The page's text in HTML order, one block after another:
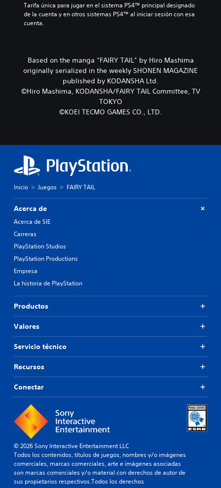
Tarifa única para jugar en el sistema PS4™ principal designado
de la cuenta y en otros sistemas PS4™ al iniciar sesión con esa
cuenta.
Based on the manga “FAIRY TAIL” by Hiro Mashima
originally serialized in the weekly SHONEN MAGAZINE
published by KODANSHA Ltd.
©Hiro Mashima, KODANSHA/FAIRY TAIL Committee, TV
TOKYO
©KOEI TECMO GAMES CO., LTD.
Inicio Juegos FAIRY TAIL
Acerca de
Acerca de SIE
Carreras
PlayStation Studios
PlayStation Productions
Empresa
La historia de PlayStation
Productos
Valores
Servicio técnico
Recursos
Conectar
© 2026 Sony Interactive Entertainment LLC
Todos los contenidos, títulos de juegos, nombres y/o imágenes
comerciales, marcas comerciales, arte e imágenes asociadas
son marcas comerciales y/o material con derechos de autor de
sus propietarios respectivos.Todos los derechos